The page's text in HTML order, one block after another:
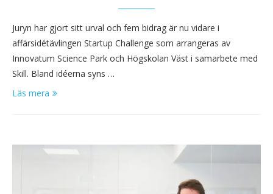
Juryn har gjort sitt urval och fem bidrag är nu vidare i
affärsidétävlingen Startup Challenge som arrangeras av
Innovatum Science Park och Högskolan Väst i samarbete med
Skill. Bland idéerna syns …
Läs mera